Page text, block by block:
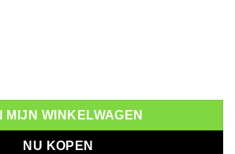
Maison White Linen & Cassis Assorted
MIJN WINKELWAGEN
NU KOPEN